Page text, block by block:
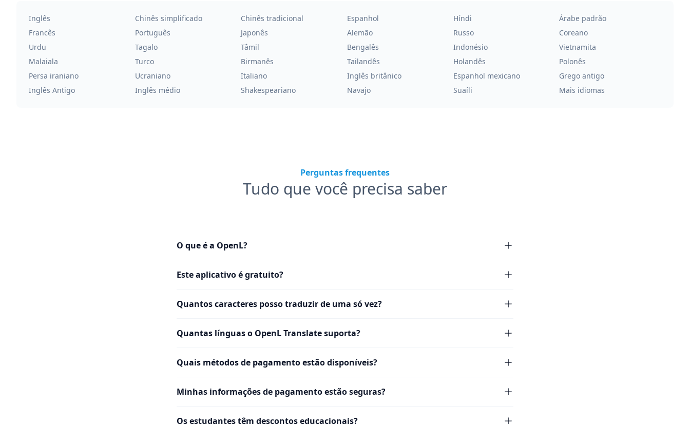
Inglês Chinês simplificado Chinês tradicional Espanhol Híndi
Árabe padrão
Francês
Português Japonês Alemão Russo
Coreano
Urdu
Tagalo Tâmil Bengalês Indonésio
Vietnamita
Malaiala
Turco Birmanês Tailandês Holandês
Polonês
Persa iraniano
Ucraniano Italiano Inglês britânico Espanhol mexicano
Grego antigo
Inglês Antigo
Inglês médio Shakespeariano Navajo Suaíli Mais idiomas
Perguntas frequentes
Tudo que você precisa saber
O que é a OpenL?
Este aplicativo é gratuito?
Quantos caracteres posso traduzir de uma só vez?
Quantas línguas o OpenL Translate suporta?
Quais métodos de pagamento estão disponíveis?
Minhas informações de pagamento estão seguras?
Os estudantes têm descontos educacionais?